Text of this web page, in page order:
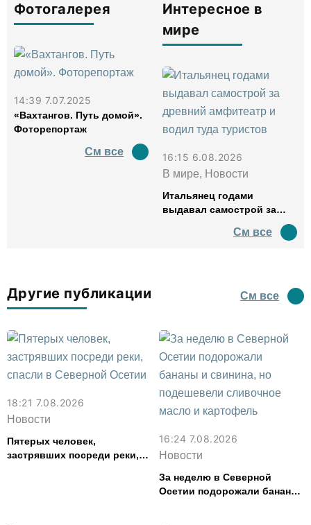
Фотогалерея
14:39 7.07.2025
«Вахтангов. Путь домой».
Фоторепортаж
См все
Интересное в
мире
16:15 6.08.2026
В мире, Новости
Итальянец годами
выдавал самострой за
водил туда туристов
См все
Другие публикации См все
18:21 7.08.2026
Новости
Пятерых человек,
застрявших посреди реки,
16:24 7.08.2026
Новости
За неделю в Северной
Осетии подорожали бананы